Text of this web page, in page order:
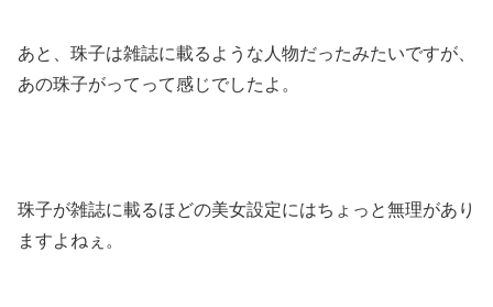
あと、珠子は雑誌に載るような人物だったみたいですが、
あの珠子がってって感じでしたよ。
珠子が雑誌に載るほどの美女設定にはちょっと無理があり
ますよねぇ。